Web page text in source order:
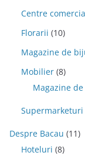
Centre
Florarii (10)
Magazine de
Mobilier (8)
Magazine
Despre Bacau (11)
Hoteluri (8)